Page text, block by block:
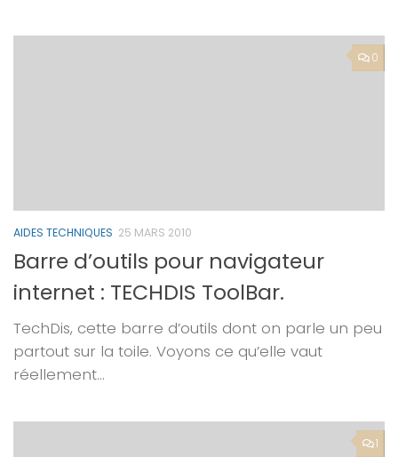
0
AIDES TECHNIQUES 25 MARS 2010
Barre d’outils pour navigateur
internet : TECHDIS ToolBar.
TechDis, cette barre d’outils dont on parle un peu
partout sur la toile. Voyons ce qu’elle vaut
réellement…
1